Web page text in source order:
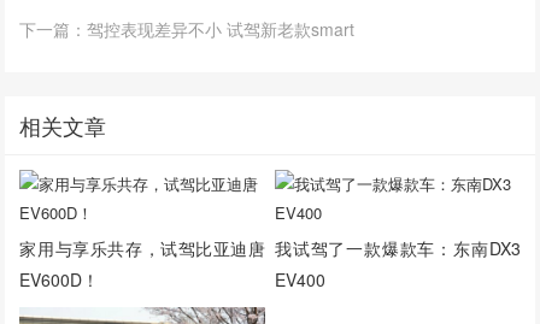
下一篇：驾控表现差异不小 试驾新老款smart
相关文章
家用与享乐共存，试驾比亚迪唐
EV600D！
我试驾了一款爆款车：东南DX3
EV400